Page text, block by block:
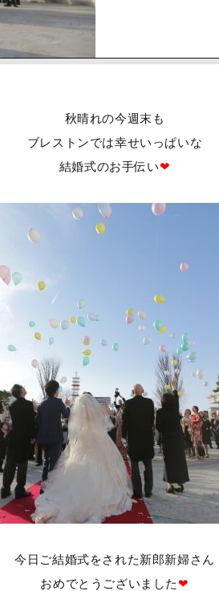
秋晴れの今週末も
ブレストンでは幸せいっぱいな
結婚式のお手伝い❤
今日ご結婚式をされた新郎新婦さん
おめでとうございました❤